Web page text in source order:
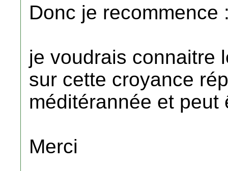
Donc je recommence
je voudrais connaitre
sur cette croyance
méditérannée et peut
Merci